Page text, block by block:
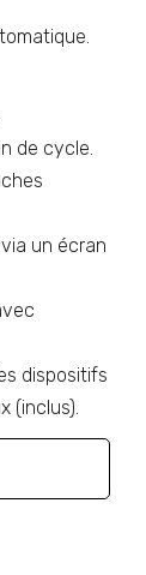
de cycle.
un écran
dispositifs
(inclus).